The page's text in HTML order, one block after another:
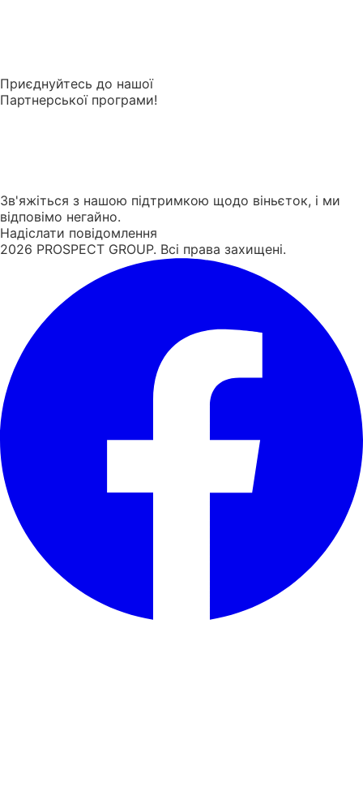
Приєднуйтесь до нашої
Партнерської програми!
Зв'яжіться з нашою підтримкою щодо віньєток, і ми
відповімо негайно.
Надіслати повідомлення
2026 PROSPECT GROUP. Всі права захищені.